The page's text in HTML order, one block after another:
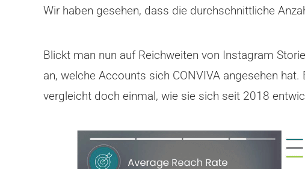
Wir haben gesehen, dass die durchschnittliche
Blickt man nun auf Reichweiten von Instagram
an, welche Accounts sich CONVIVA angesehen
vergleicht doch einmal, wie sie sich seit 2018